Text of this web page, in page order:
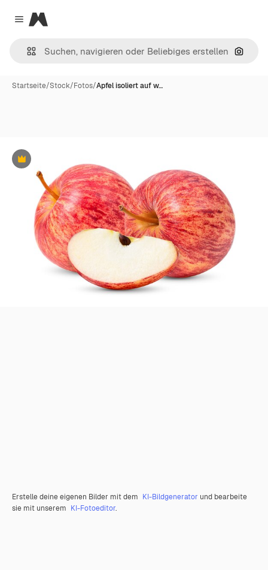
Close menu
Magnific
Nach
Startseite/Stock/Fotos/Apfel isoliert auf w…
Premium
Erstelle deine eigenen Bilder mit dem KI-Bildgenerator und bearbeite
sie mit unserem KI-Fotoeditor.